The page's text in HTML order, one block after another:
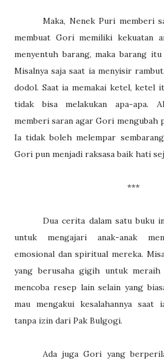
Maka, Nenek Puri memberi
membuat Gori memiliki kekuatan
menyentuh barang, maka barang
Misalnya saja saat ia menyisir
dodol. Saat ia memakai ketel, ketel
tidak bisa melakukan apa-apa.
memberi saran agar Gori mengubah
Ia tidak boleh melempar
Gori pun menjadi raksasa baik hati
***
Dua cerita dalam satu buku
untuk mengajari anak-anak
emosional dan spiritual mereka.
yang berusaha gigih untuk meraih
mencoba resep lain selain yang
mau mengakui kesalahannya saat
tanpa izin dari Pak Bulgogi.
Ada juga Gori yang